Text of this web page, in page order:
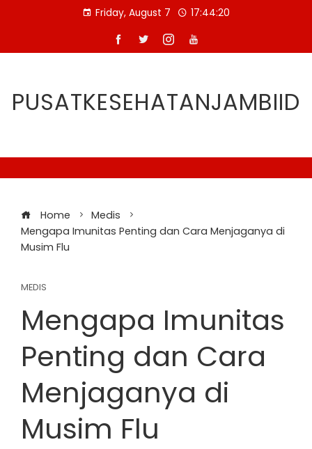
Friday, August 7 17:44:21
PUSATKESEHATANJAMBIID
Home
Medis
Mengapa Imunitas Penting dan Cara Menjaganya di
Musim Flu
MEDIS
Mengapa Imunitas
Penting dan Cara
Menjaganya di
Musim Flu